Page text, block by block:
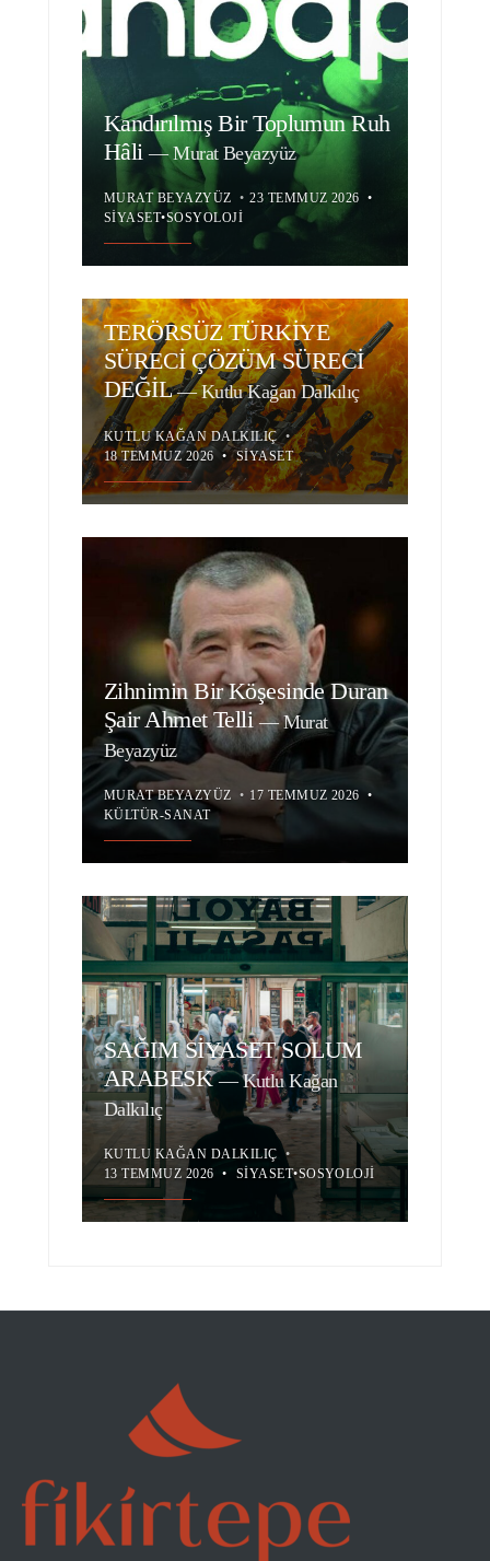
Kandırılmış Bir Toplumun Ruh
Hâli—Murat Beyazyüz
MURAT BEYAZYÜZ • 23 TEMMUZ 2026 •
SIYASET•SOSYOLOJI
TERÖRSÜZ TÜRKİYE
SÜRECİ ÇÖZÜM SÜRECİ
DEĞİL—Kutlu Kağan Dalkılıç
KUTLU KAĞAN DALKILIÇ •
18 TEMMUZ 2026 • SIYASET
Zihnimin Bir Köşesinde Duran
Şair Ahmet Telli—Murat
Beyazyüz
MURAT BEYAZYÜZ • 17 TEMMUZ 2026 •
KÜLTÜR-SANAT
SAĞIM SİYASET SOLUM
ARABESK—Kutlu Kağan
Dalkılıç
KUTLU KAĞAN DALKILIÇ •
13 TEMMUZ 2026 • SIYASET•SOSYOLOJI